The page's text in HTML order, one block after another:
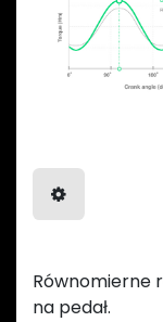
Równomierne
na pedał.